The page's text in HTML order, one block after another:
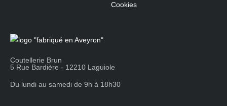
Cookies
Coutellerie Brun
5 Rue Bardière - 12210 Laguiole
Du lundi au samedi de 9h à 18h30